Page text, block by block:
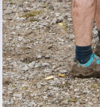
BerGiBike 2016 060